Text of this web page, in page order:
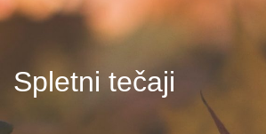
Spletni tečaji